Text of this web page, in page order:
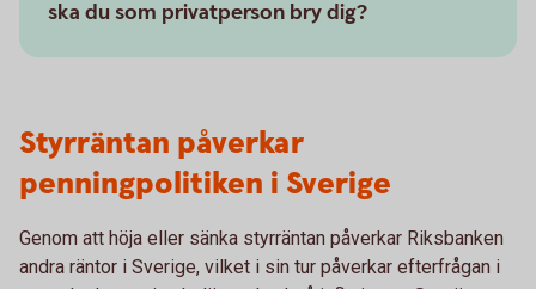
ska du som privatperson bry dig?
Styrräntan påverkar
penningpolitiken i Sverige
Genom att höja eller sänka styrräntan påverkar Riksbanken
andra räntor i Sverige, vilket i sin tur påverkar efterfrågan i